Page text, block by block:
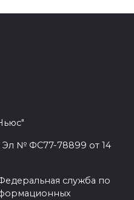
№ ФС77-78899 от 14
служба по